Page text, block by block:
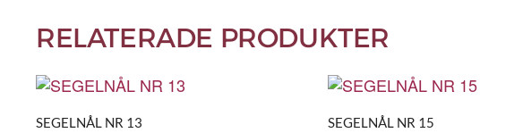
RELATERADE PRODUKTER
SEGELNÅL NR 13 SEGELNÅL NR 15